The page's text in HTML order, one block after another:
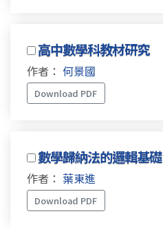
高中數學科教材研究
作者： 何景國
Download PDF
數學歸納法的邏輯基礎
作者： 葉東進
Download PDF